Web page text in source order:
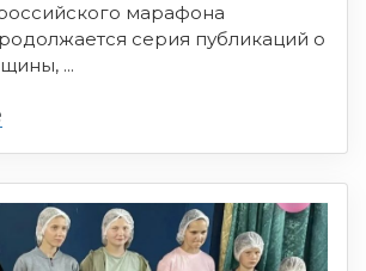
марафона
серия публикаций о
...